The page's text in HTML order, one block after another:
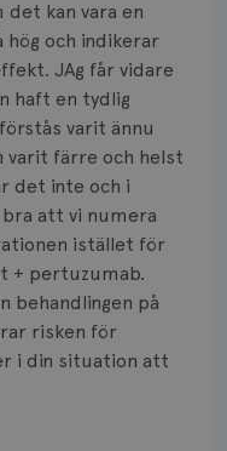
kan vara en
hög och indikerar
JAg får vidare
haft en tydlig
varit ännu
varit färre och helst
det inte och i
att vi numera
istället för
+ pertuzumab.
behandlingen på
risken för
i din situation att